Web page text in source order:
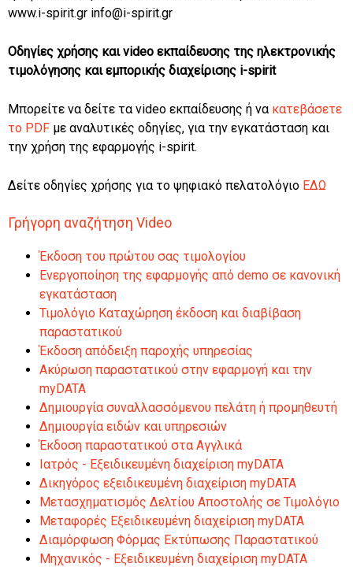
www.i-spirit.gr info@i-spirit.gr
Οδηγίες χρήσης και video εκπαίδευσης της ηλεκτρονικής
τιμολόγησης και εμπορικής διαχείρισης i-spirit
Μπορείτε να δείτε τα video εκπαίδευσης ή να κατεβάσετε
το PDF με αναλυτικές οδηγίες, για την εγκατάσταση και
την χρήση της εφαρμογής i-spirit.
Δείτε οδηγίες χρήσης για το ψηφιακό πελατολόγιο ΕΔΩ
Γρήγορη αναζήτηση Video
Έκδοση του πρώτου σας τιμολογίου
Ενεργοποίηση της εφαρμογής από demo σε κανονική
εγκατάσταση
Τιμολόγιο Καταχώρηση έκδοση και διαβίβαση
παραστατικού
Έκδοση απόδειξη παροχής υπηρεσίας
Ακύρωση παραστατικού στην εφαρμογή και την
myDATA
Δημιουργία συναλλασσόμενου πελάτη ή προμηθευτή
Δημιουργία ειδών και υπηρεσιών
Έκδοση παραστατικού στα Αγγλικά
Ιατρός - Eξειδικευμένη διαχείριση myDATA
Δικηγόρος εξειδικευμένη διαχείριση myDATA
Μετασχηματισμός Δελτίου Αποστολής σε Τιμολόγιο
Μεταφορές Eξειδικευμένη διαχείριση myDATA
Διαμόρφωση Φόρμας Εκτύπωσης Παραστατικού
Μηχανικός - Eξειδικευμένη διαχείριση myDATA